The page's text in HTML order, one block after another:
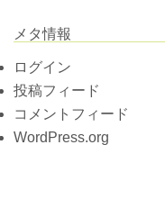
メタ情報
ログイン
投稿フィード
コメントフィード
WordPress.org